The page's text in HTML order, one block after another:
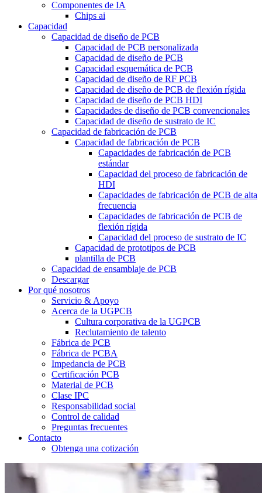
Componentes de IA
Chips ai
Capacidad
Capacidad de diseño de PCB
Capacidad de PCB personalizada
Capacidad de diseño de PCB
Capacidad esquemática de PCB
Capacidad de diseño de RF PCB
Capacidad de diseño de PCB de flexión rígida
Capacidad de diseño de PCB HDI
Capacidades de diseño de PCB convencionales
Capacidad de diseño de sustrato de IC
Capacidad de fabricación de PCB
Capacidad de fabricación de PCB
Capacidades de fabricación de PCB
estándar
Capacidad del proceso de fabricación de
HDI
Capacidades de fabricación de PCB de alta
frecuencia
Capacidades de fabricación de PCB de
flexión rígida
Capacidad del proceso de sustrato de IC
Capacidad de prototipos de PCB
plantilla de PCB
Capacidad de ensamblaje de PCB
Descargar
Por qué nosotros
Servicio & Apoyo
Acerca de la UGPCB
Cultura corporativa de la UGPCB
Reclutamiento de talento
Fábrica de PCB
Fábrica de PCBA
Impedancia de PCB
Certificación PCB
Material de PCB
Clase IPC
Responsabilidad social
Control de calidad
Preguntas frecuentes
Contacto
Obtenga una cotización